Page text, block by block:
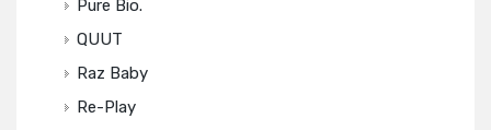
Pure Bio.
QUUT
Raz Baby
Re-Play